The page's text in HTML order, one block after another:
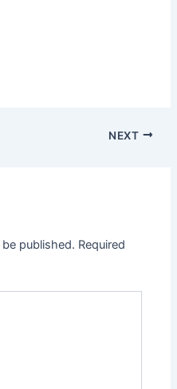
NEXT
published. Required